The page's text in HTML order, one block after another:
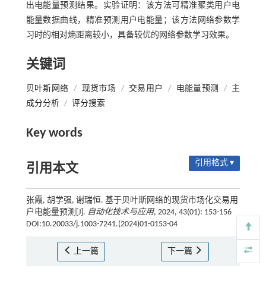
出电能量预测结果。实验证明：该方法可精准聚类用户电
能量数据曲线，精准预测用户电能量；该方法网络参数学
习时的相对熵距离较小，具备较优的网络参数学习效果。
关键词
贝叶斯网络 / 现货市场 / 交易用户 / 电能量预测 / 主
成分分析 / 评分搜索
Key words
引用本文 引用格式 ▾
张霞, 胡学强, 谢瑞恒. 基于贝叶斯网络的现货市场化交易用
户电能量预测[J]. 自动化技术与应用, 2024, 43(01): 153-156
DOI:10.20033/j.1003-7241.(2024)01-0153-04
上一篇 下一篇